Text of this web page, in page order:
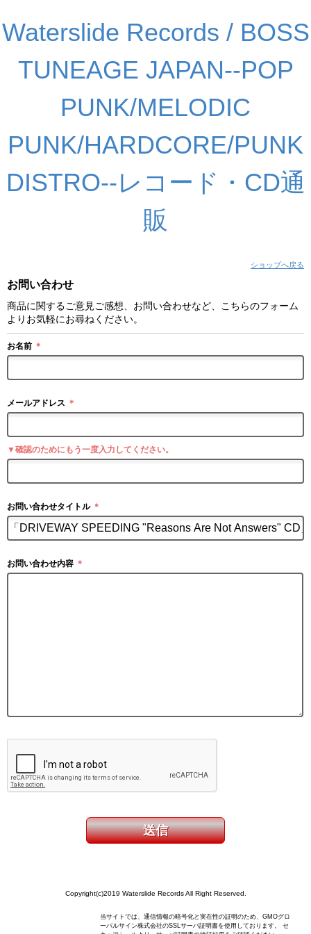
Waterslide Records / BOSS
TUNEAGE JAPAN--POP
PUNK/MELODIC
PUNK/HARDCORE/PUNK
DISTRO--レコード・CD通
販
ショップへ戻る
お問い合わせ
商品に関するご意見ご感想、お問い合わせなど、こちらのフォーム
よりお気軽にお尋ねください。
お名前 ＊
メールアドレス ＊
▼確認のためにもう一度入力してください。
お問い合わせタイトル ＊
お問い合わせ内容 ＊
Copyright(c)2019 Waterslide Records All Right Reserved.
当サイトでは、通信情報の暗号化と実在性の証明のため、GMOグロ
ーバルサイン株式会社のSSLサーバ証明書を使用しております。 セ